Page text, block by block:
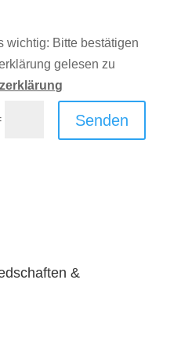
wichtig: Bitte bestätigen
gelesen zu
Senden
&